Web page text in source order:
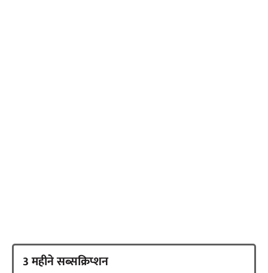
3 महीने सब्सक्रिप्शन